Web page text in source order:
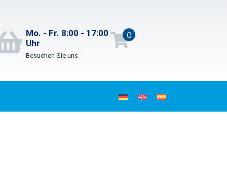
Mo. - Fr. 8:00 - 17:00
Uhr
Besuchen Sie uns
0